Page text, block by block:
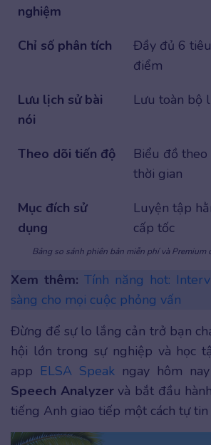
nghiệm
Chỉ số phân tích
Đầy đủ 6
điểm
Lưu lịch sử bài
nói
Lưu toàn bộ
Theo dõi tiến độ
Biểu đồ
thời gian
Mục đích sử
dụng
Luyện tập
cấp tốc
Bảng so sánh phiên bản miễn phí và Premium
Xem thêm: Tính năng hot:
sàng cho mọi cuộc phỏng vấn
Đừng để sự lo lắng cản trở bạn
hội lớn trong sự nghiệp và học
app ELSA Speak ngay hôm
Speech Analyzervà bắt đầu
tiếng Anh giao tiếp một cách tự tin